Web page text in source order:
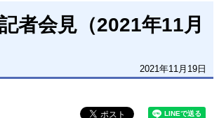
者会見（2021年11月
2021年11月19日